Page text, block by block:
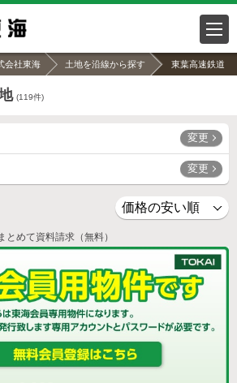
会社東海 土地を沿線から探す 東葉高速鉄道
(119件)
変更
変更
めて資料請求（無料）